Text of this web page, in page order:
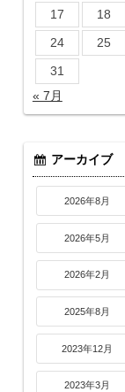
17
18
24
25
31
« 7月
アーカイブ
2026年8月
2026年5月
2026年2月
2025年8月
2023年12月
2023年3月